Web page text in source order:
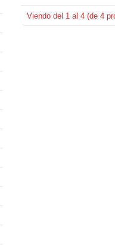
Viendo del 1 al 4 (de 4